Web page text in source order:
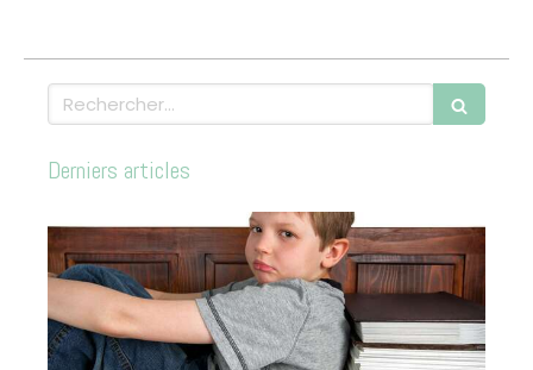
Rechercher
Derniers articles